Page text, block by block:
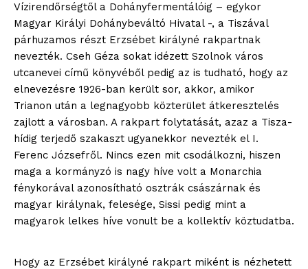
Vízirendőrségtől a Dohányfermentálóig – egykor
Magyar Királyi Dohánybeváltó Hivatal -, a Tiszával
párhuzamos részt Erzsébet királyné rakpartnak
nevezték. Cseh Géza sokat idézett Szolnok város
utcanevei című könyvéből pedig az is tudható, hogy az
elnevezésre 1926-ban került sor, akkor, amikor
Trianon után a legnagyobb közterület átkeresztelés
zajlott a városban. A rakpart folytatását, azaz a Tisza-
hídig terjedő szakaszt ugyanekkor nevezték el I.
Ferenc Józsefről. Nincs ezen mit csodálkozni, hiszen
maga a kormányzó is nagy híve volt a Monarchia
fénykorával azonosítható osztrák császárnak és
magyar királynak, felesége, Sissi pedig mint a
magyarok lelkes híve vonult be a kollektív köztudatba.
Hogy az Erzsébet királyné rakpart miként is nézhetett